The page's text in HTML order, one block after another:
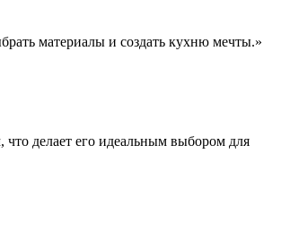
материалы и создать кухню мечты.»
делает его идеальным выбором для